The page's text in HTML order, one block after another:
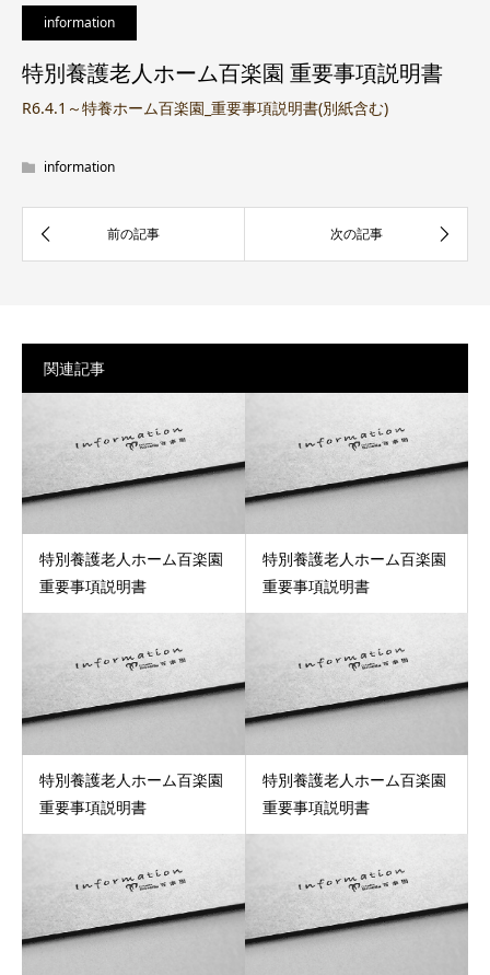
information
特別養護老人ホーム百楽園 重要事項説明書
R6.4.1～特養ホーム百楽園_重要事項説明書(別紙含む)
information
関連記事
特別養護老人ホーム百楽園
重要事項説明書
特別養護老人ホーム百楽園
重要事項説明書
特別養護老人ホーム百楽園
重要事項説明書
特別養護老人ホーム百楽園
重要事項説明書